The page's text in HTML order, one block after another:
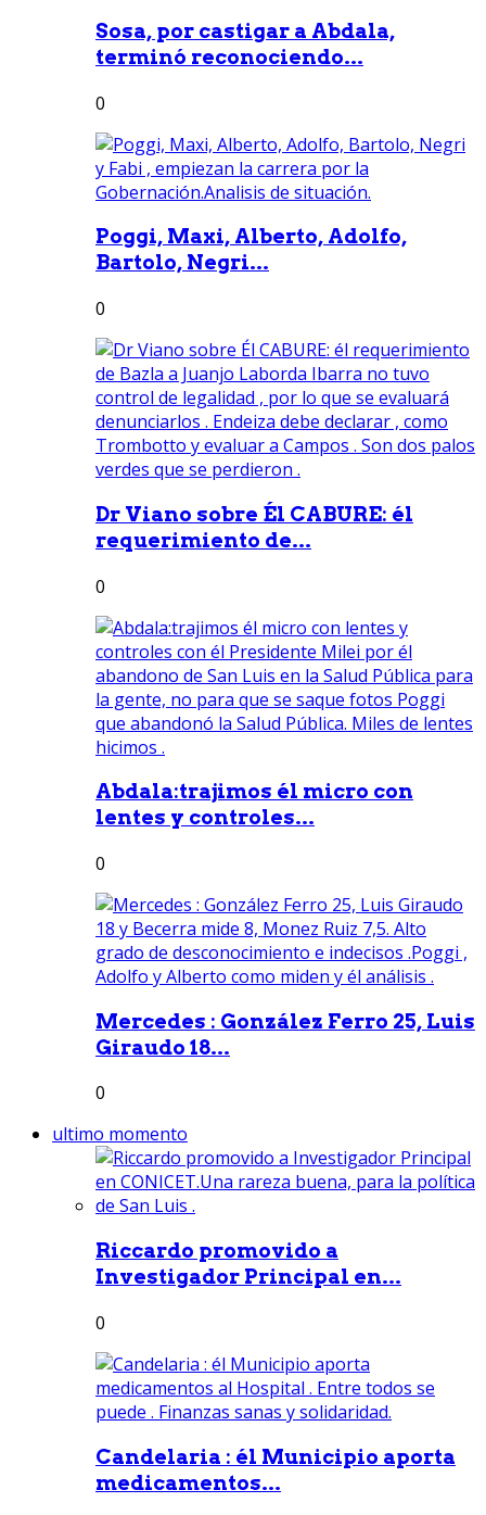
Sosa, por castigar a Abdala,
terminó reconociendo...
0
Poggi, Maxi, Alberto, Adolfo,
Bartolo, Negri...
0
Dr Viano sobre Él CABURE: él
requerimiento de...
0
Abdala:trajimos él micro con
lentes y controles...
0
Mercedes : González Ferro 25, Luis
Giraudo 18...
0
ultimo momento
Riccardo promovido a
Investigador Principal en...
0
Candelaria : él Municipio aporta
medicamentos...